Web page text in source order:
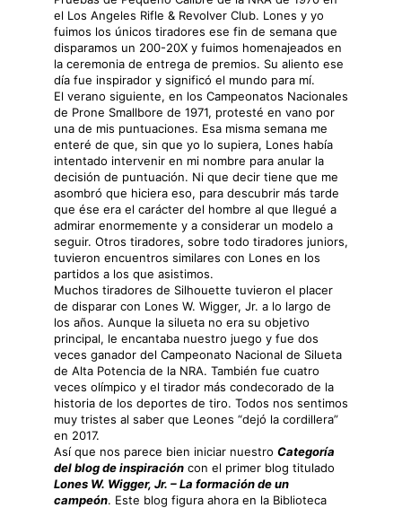
el Los Angeles Rifle & Revolver Club. Lones y yo
fuimos los únicos tiradores ese fin de semana que
disparamos un 200-20X y fuimos homenajeados en
la ceremonia de entrega de premios. Su aliento ese
día fue inspirador y significó el mundo para mí.
El verano siguiente, en los Campeonatos Nacionales
de Prone Smallbore de 1971, protesté en vano por
una de mis puntuaciones. Esa misma semana me
enteré de que, sin que yo lo supiera, Lones había
intentado intervenir en mi nombre para anular la
decisión de puntuación. Ni que decir tiene que me
asombró que hiciera eso, para descubrir más tarde
que ése era el carácter del hombre al que llegué a
admirar enormemente y a considerar un modelo a
seguir. Otros tiradores, sobre todo tiradores juniors,
tuvieron encuentros similares con Lones en los
partidos a los que asistimos.
Muchos tiradores de Silhouette tuvieron el placer
de disparar con Lones W. Wigger, Jr. a lo largo de
los años. Aunque la silueta no era su objetivo
principal, le encantaba nuestro juego y fue dos
veces ganador del Campeonato Nacional de Silueta
de Alta Potencia de la NRA. También fue cuatro
veces olímpico y el tirador más condecorado de la
historia de los deportes de tiro. Todos nos sentimos
muy tristes al saber que Leones “dejó la cordillera”
en 2017.
Así que nos parece bien iniciar nuestro Categoría
del blog de inspiración con el primer blog titulado
Lones W. Wigger, Jr. – La formación de un
campeón. Este blog figura ahora en la Biblioteca